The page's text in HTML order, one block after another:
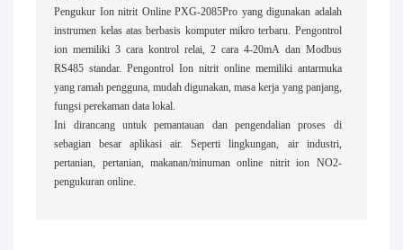
Pengukur Ion nitrit Online PXG-2085Pro yang digunakan adalah
instrumen kelas atas berbasis komputer mikro terbaru. Pengontrol
ion memiliki 3 cara kontrol relai, 2 cara 4-20mA dan Modbus
RS485 standar. Pengontrol Ion nitrit online memiliki antarmuka
yang ramah pengguna, mudah digunakan, masa kerja yang panjang,
fungsi perekaman data lokal.
Ini dirancang untuk pemantauan dan pengendalian proses di
sebagian besar aplikasi air. Seperti lingkungan, air industri,
pertanian, pertanian, makanan/minuman online nitrit ion NO2-
pengukuran online.